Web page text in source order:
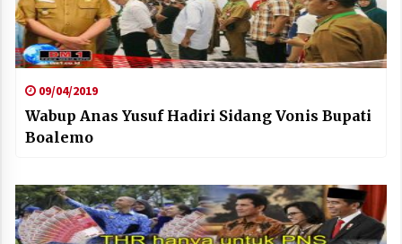
09/04/2019
Wabup Anas Yusuf Hadiri Sidang Vonis Bupati
Boalemo